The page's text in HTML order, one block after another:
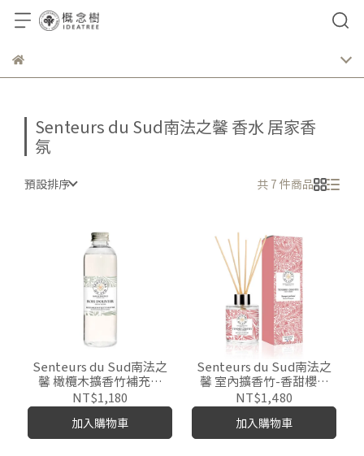
Senteurs du Sud南法之馨 香水 居家香
氛
預設排序 共 7 件商品
Senteurs du Sud南法之
馨 橄欖木擴香竹補充瓶
200ml
NT$1,180
加入購物車
Senteurs du Sud南法之
馨 室內擴香竹-香甜櫻桃
100ml
NT$1,480
加入購物車